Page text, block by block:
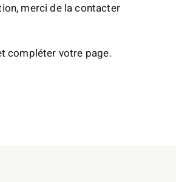
merci de la contacter
compléter votre page.